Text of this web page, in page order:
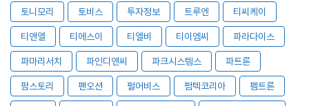
토니모리 토비스 투자정보 트루엔 티씨케이
티앤엘 티에스이 티엘비 티이엠씨 파라다이스
파마리서치 파인디앤씨 파크시스템스 파트론
팜스토리 팬오션 펄어비스 펌텍코리아 펨트론